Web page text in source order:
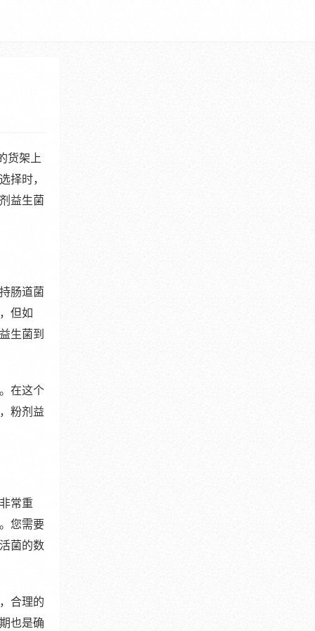
货架上
择时，
益生菌
肠道菌
但如
生菌到
在这个
粉剂益
常重
您需要
菌的数
合理的
也是确